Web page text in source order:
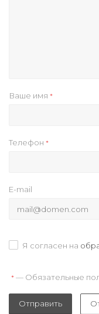
Ваше имя *
Телефон *
E-mail
Я согласен на
* — Обязательные
Отправить